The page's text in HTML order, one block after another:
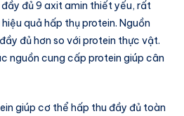
đủ 9 axit amin thiết yếu, rất
quả hấp thụ protein. Nguồn
đủ hơn so với protein thực vật.
nguồn cung cấp protein giúp cân
giúp cơ thể hấp thu đầy đủ toàn